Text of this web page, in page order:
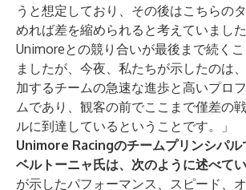
うと想定しており、その後はこちらの
めれば差を縮められると考えていました
Unimoreとの競り合いが最後まで続く
ましたが、今夜、私たちが示したのは
加するチームの急速な進歩と高いプロ
ムであり、観客の前でここまで僅差の
ルに到達しているということです。」
Unimore Racingのチームプリンシパル
ベルトーニャ氏は、次のように述べてい
が示したパフォーマンス、スピード、